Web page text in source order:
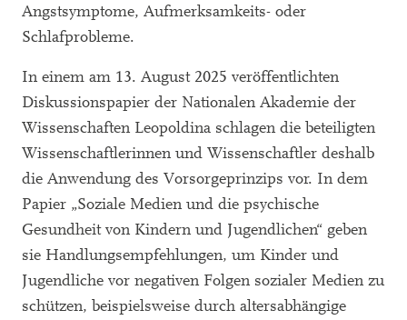
Angstsymptome, Aufmerksamkeits- oder
Schlafprobleme.
In einem am 13. August 2025 veröffentlichten
Diskussionspapier der Nationalen Akademie der
Wissenschaften Leopoldina schlagen die beteiligten
Wissenschaftlerinnen und Wissenschaftler deshalb
die Anwendung des Vorsorgeprinzips vor. In dem
Papier „Soziale Medien und die psychische
Gesundheit von Kindern und Jugendlichen“ geben
sie Handlungsempfehlungen, um Kinder und
Jugendliche vor negativen Folgen sozialer Medien zu
schützen, beispielsweise durch altersabhängige